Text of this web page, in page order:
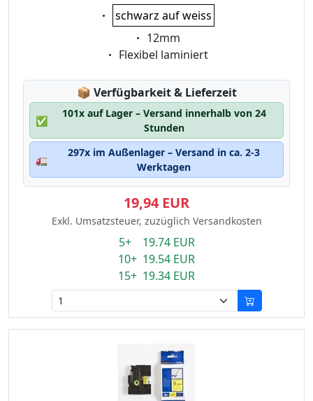
Eigenschaft:
schwarz auf weiss
Eigenschaft:
12mm
Eigenschaft:
Flexibel laminiert
📦 Lagerstatus:
Verfügbarkeit & Lieferzeit
✅
101x auf Lager – Versand innerhalb von 24
Stunden
🚛
297x im Außenlager – Versand in ca. 2-3
Werktagen
19,94 EUR
Exkl. Umsatzsteuer, zuzüglich Versandkosten
5+ 19.74 EUR
10+ 19.54 EUR
15+ 19.34 EUR